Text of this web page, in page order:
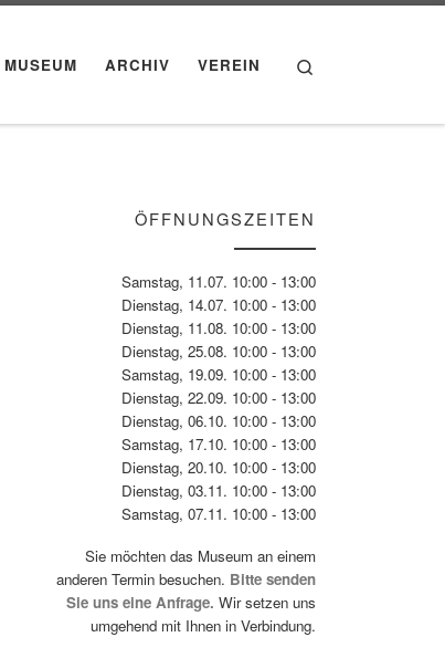
MUSEUM ARCHIV VEREIN
ÖFFNUNGSZEITEN
Samstag, 11.07. 10:00 - 13:00
Dienstag, 14.07. 10:00 - 13:00
Dienstag, 11.08. 10:00 - 13:00
Dienstag, 25.08. 10:00 - 13:00
Samstag, 19.09. 10:00 - 13:00
Dienstag, 22.09. 10:00 - 13:00
Dienstag, 06.10. 10:00 - 13:00
Samstag, 17.10. 10:00 - 13:00
Dienstag, 20.10. 10:00 - 13:00
Dienstag, 03.11. 10:00 - 13:00
Samstag, 07.11. 10:00 - 13:00
Sie möchten das Museum an einem
anderen Termin besuchen. Bitte senden
Sie uns eine Anfrage. Wir setzen uns
umgehend mit Ihnen in Verbindung.